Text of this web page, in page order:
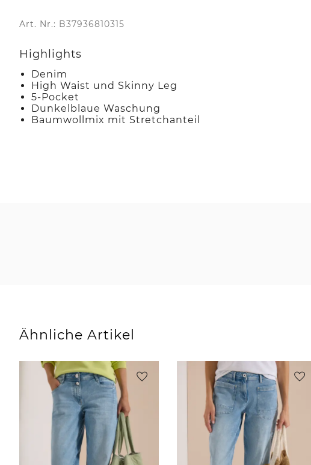
Art. Nr.: B37936810315
Highlights
Denim
High Waist und Skinny Leg
5-Pocket
Dunkelblaue Waschung
Baumwollmix mit Stretchanteil
Ähnliche Artikel